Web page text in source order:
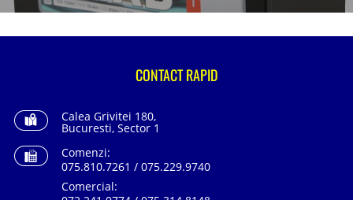
CONTACT RAPID
Calea Grivitei 180,
Bucuresti, Sector 1
Comenzi:
075.810.7261 / 075.229.9740
Comercial: